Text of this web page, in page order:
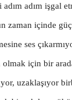
adım işgal
zaman içinde
ses
için bir
uzaklaşıyor